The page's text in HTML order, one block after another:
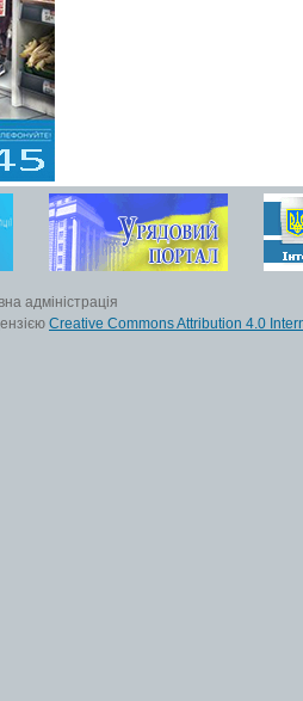
адміністрація
Creative Commons Attribution 4.0